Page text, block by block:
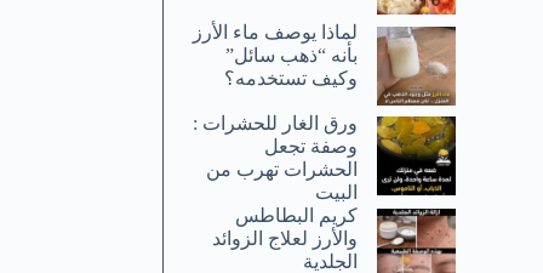
لماذا يوصف ماء الأرز
بأنه “ذهب سائل”
وكيف تستخدمه؟
ورق الغار للحشرات :
وصفة تجعل
الحشرات تهرب من
البيت
كريم البطاطس
والأرز لعلاج الزوائد
الجلدية